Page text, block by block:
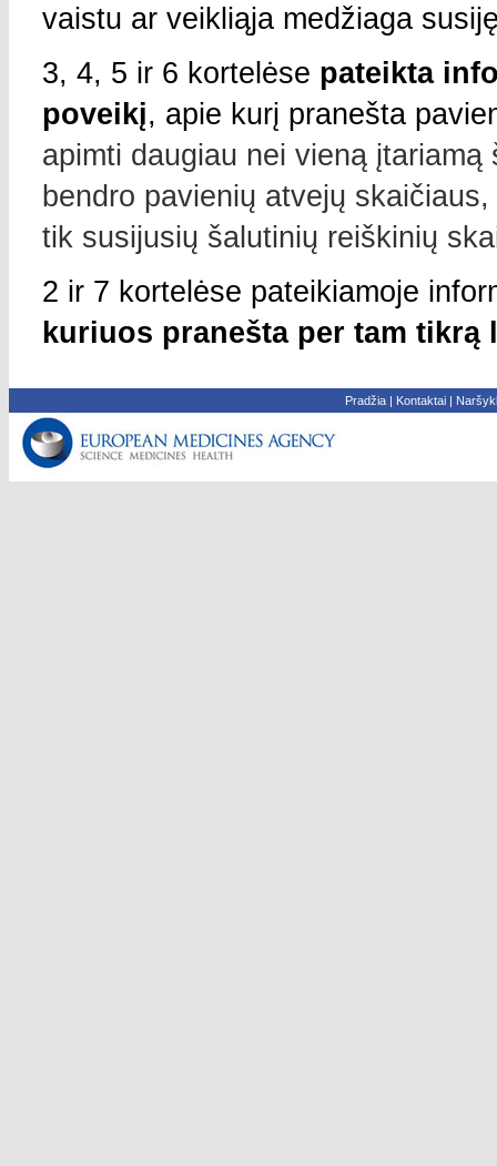
vaistu ar veikliąja medžiaga
3, 4, 5 ir 6 kortelėse pateikta
poveikį, apie kurį pranešta
apimti daugiau nei vieną
bendro pavienių atvejų
tik susijusių šalutinių reiškinių
2 ir 7 kortelėse pateikiamoje
kuriuos pranešta per tam tikrą
Pradžia| Kontaktai|